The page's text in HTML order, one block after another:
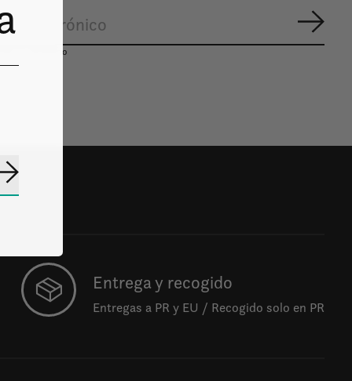
lo necesario
Entrega y recogido
Entregas a PR y EU / Recogido solo en PR
Suscribirse